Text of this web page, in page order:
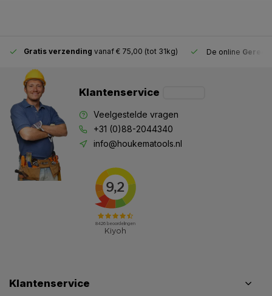
Gratis verzending vanaf € 75,00 (tot 31kg) De online
Klantenservice
Veelgestelde vragen
+31 (0)88-2044340
info@houkematools.nl
Klantenservice